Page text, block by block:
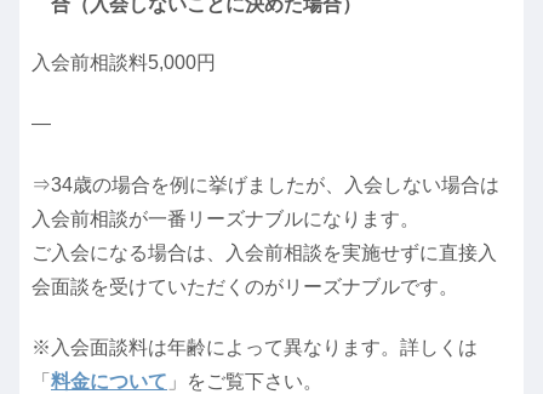
合（入会しないことに決めた場合）
入会前相談料5,000円
—
⇒34歳の場合を例に挙げましたが、入会しない場合は
入会前相談が一番リーズナブルになります。
ご入会になる場合は、入会前相談を実施せずに直接入
会面談を受けていただくのがリーズナブルです。
※入会面談料は年齢によって異なります。詳しくは
「 料金について 」をご覧下さい。